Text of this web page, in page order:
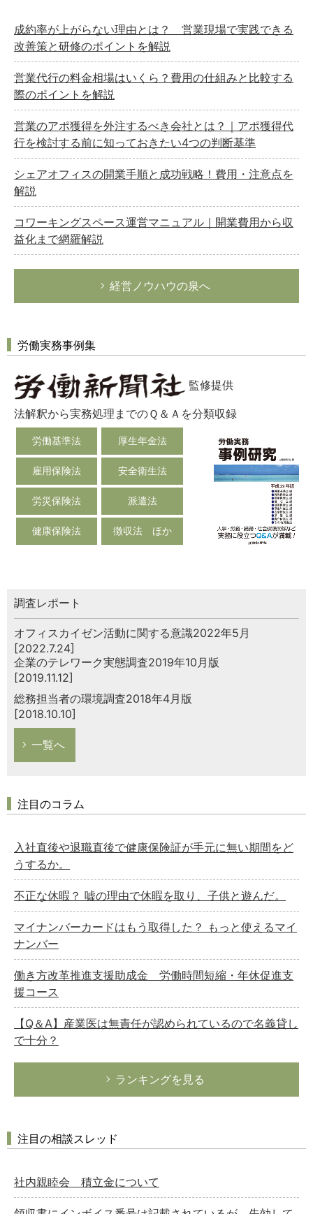
どのカテゴリーに投稿しますか？
選択してください
労務管理
税務経理
企業法務
総務の給湯室
秘書のノウハウ
次へ
成約率が上がらない理由とは？ 営業現場で実践できる
改善策と研修のポイントを解説
営業代行の料金相場はいくら？費用の仕組みと比較する
際のポイントを解説
営業のアポ獲得を外注するべき会社とは？｜アポ獲得代
行を検討する前に知っておきたい4つの判断基準
シェアオフィスの開業手順と成功戦略！費用・注意点を
解説
コワーキングスペース運営マニュアル｜開業費用から収
益化まで網羅解説
経営ノウハウの泉へ
労働実務事例集
監修提供
法解釈から実務処理までのＱ＆Ａを分類収録
労働基準法 厚生年金法
雇用保険法 安全衛生法
労災保険法 派遣法
健康保険法 徴収法 ほか
調査レポート
オフィスカイゼン活動に関する意識2022年5月
[2022.7.24]
企業のテレワーク実態調査2019年10月版
[2019.11.12]
総務担当者の環境調査2018年4月版
[2018.10.10]
一覧へ
注目のコラム
入社直後や退職直後で健康保険証が手元に無い期間をど
うするか。
不正な休暇？ 嘘の理由で休暇を取り、子供と遊んだ。
マイナンバーカードはもう取得した？ もっと使えるマイ
ナンバー
働き方改革推進支援助成金 労働時間短縮・年休促進支
援コース
【Q＆A】産業医は無責任が認められているので名義貸し
で十分？
ランキングを見る
注目の相談スレッド
社内親睦会 積立金について